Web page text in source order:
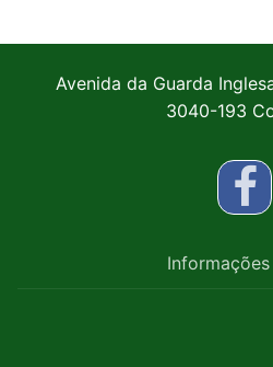
Avenida da Guarda
3040-193